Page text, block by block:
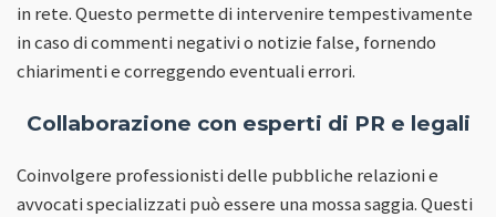
in rete. Questo permette di intervenire tempestivamente
in caso di commenti negativi o notizie false, fornendo
chiarimenti e correggendo eventuali errori.
Collaborazione con esperti di PR e legali
Coinvolgere professionisti delle pubbliche relazioni e
avvocati specializzati può essere una mossa saggia. Questi